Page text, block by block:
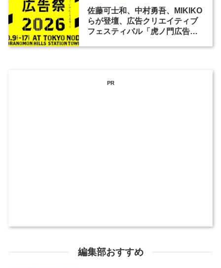
佐藤可士和、中村勇吾、MIKIKO
らが登壇、広告クリエイティブ
フェスティバル「虎ノ門広告
PR
編集部おすすめ